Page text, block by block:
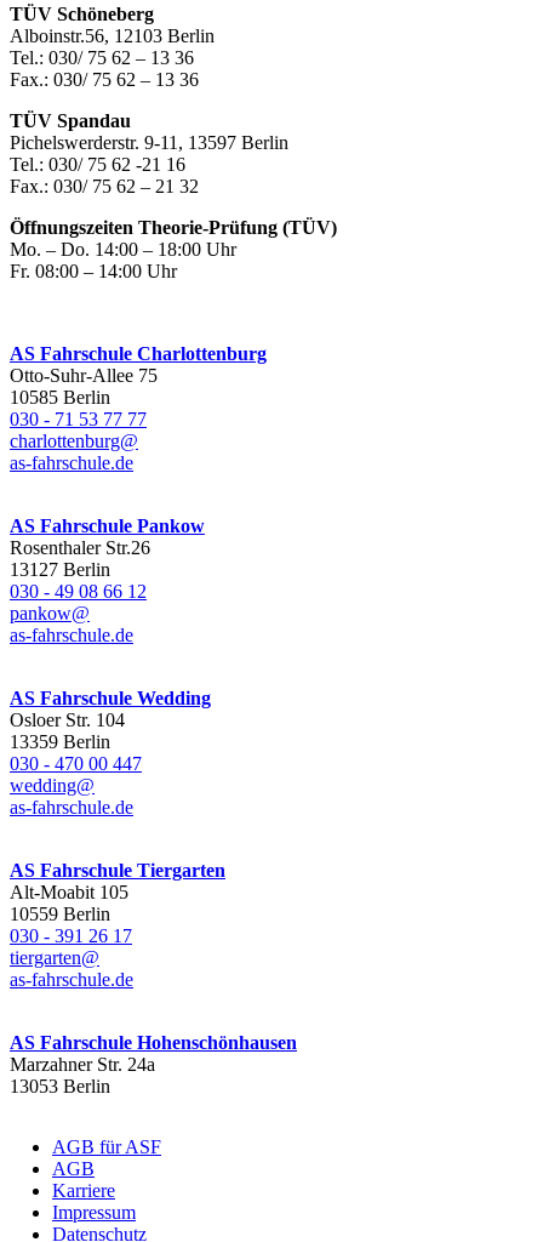
TÜV Schöneberg
Alboinstr.56, 12103 Berlin
Tel.: 030/ 75 62 – 13 36
Fax.: 030/ 75 62 – 13 36
TÜV Spandau
Pichelswerderstr. 9-11, 13597 Berlin
Tel.: 030/ 75 62 -21 16
Fax.: 030/ 75 62 – 21 32
Öffnungszeiten Theorie-Prüfung (TÜV)
Mo. – Do. 14:00 – 18:00 Uhr
Fr. 08:00 – 14:00 Uhr
AS Fahrschule Charlottenburg
Otto-Suhr-Allee 75
10585 Berlin
030 - 71 53 77 77
charlottenburg@
as-fahrschule.de
AS Fahrschule Pankow
Rosenthaler Str.26
13127 Berlin
030 - 49 08 66 12
pankow@
as-fahrschule.de
AS Fahrschule Wedding
Osloer Str. 104
13359 Berlin
030 - 470 00 447
wedding@
as-fahrschule.de
AS Fahrschule Tiergarten
Alt-Moabit 105
10559 Berlin
030 - 391 26 17
tiergarten@
as-fahrschule.de
AS Fahrschule Hohenschönhausen
Marzahner Str. 24a
13053 Berlin
AGB für ASF
AGB
Karriere
Impressum
Datenschutz